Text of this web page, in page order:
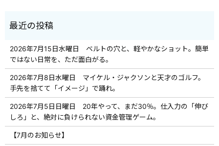
2026年7月15日水曜日 ベルトの穴と、軽やかなショット。簡単
ではない日常を、ただ面白がる。
2026年7月8日水曜日 マイケル・ジャクソンと天才のゴルフ。
手先を捨てて「イメージ」で踊れ。
2026年7月5日日曜日 20年やって、まだ30％。仕入力の「伸び
しろ」と、絶対に負けられない資金管理ゲーム。
【7月のお知らせ】